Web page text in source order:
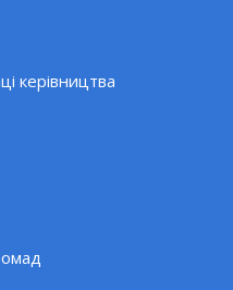
керівництва